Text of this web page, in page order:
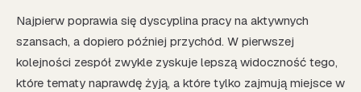
Najpierw poprawia się dyscyplina pracy na aktywnych
szansach, a dopiero później przychód. W pierwszej
kolejności zespół zwykle zyskuje lepszą widoczność tego,
które tematy naprawdę żyją, a które tylko zajmują miejsce w